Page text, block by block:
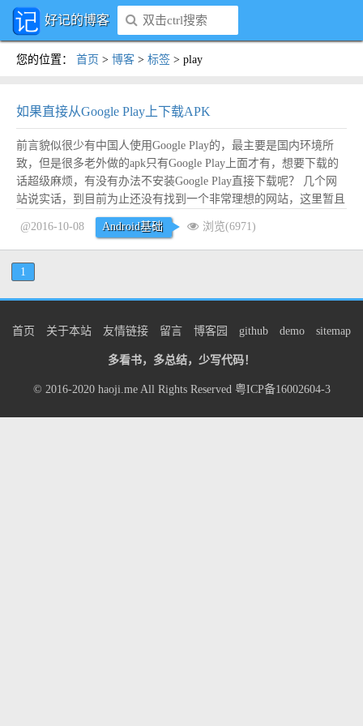
好记的博客
您的位置 ： 首页 > 博客 > 标签 > play
如果直接从Google Play上下载APK
前言貌似很少有中国人使用Google Play的，最主要是国内环境所
致，但是很多老外做的apk只有Google Play上面才有，想要下载的
话超级麻烦，有没有办法不安装Google Play直接下载呢？ 几个网
站说实话，到目前为止还没有找到一个非常理想的网站，这里暂且
将几个试过的记录这里。 APK Downloader下载速度比较慢，不太
稳定： https://androidappsapk....阅读全文
@2016-10-08 Android基础 浏览(6971)
1
首页 关于本站 友情链接 留言 博客园 github demo sitemap
多看书，多总结，少写代码！
© 2016-2020 haoji.meAll Rights Reserved 粤ICP备16002604-3